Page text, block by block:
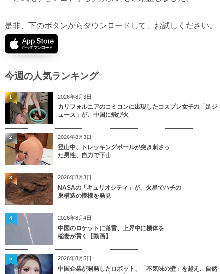
是非、下のボタンからダウンロードして、お試しください。
今週の人気ランキング
2026年8月3日
カリフォルニアのコミコンに出現したコスプレ女子の「足ジ
ュース」が、中国に飛び火
1
2026年8月3日
登山中、トレッキングポールが突き刺さっ
た男性、自力で下山
2
2026年8月3日
NASAの「キュリオシティ」が、火星でハチの
巣構造の模様を発見
3
2026年8月4日
中国のロケットに落雷、上昇中に機体を
稲妻が貫く【動画】
4
2026年8月5日
中国企業が開発したロボット、「不気味の壁」を越え、自然
5